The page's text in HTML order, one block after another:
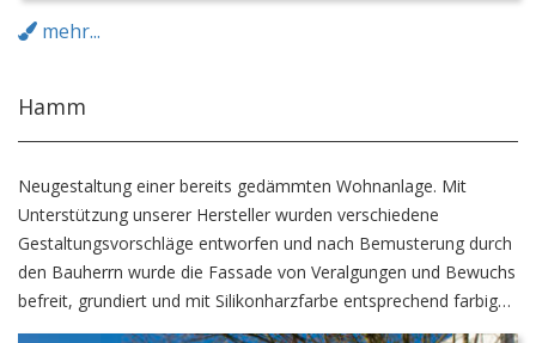
mehr...
Hamm
Neugestaltung einer bereits gedämmten Wohnanlage. Mit
Unterstützung unserer Hersteller wurden verschiedene
Gestaltungsvorschläge entworfen und nach Bemusterung durch
den Bauherrn wurde die Fassade von Veralgungen und Bewuchs
befreit, grundiert und mit Silikonharzfarbe entsprechend farbig
gestaltet.